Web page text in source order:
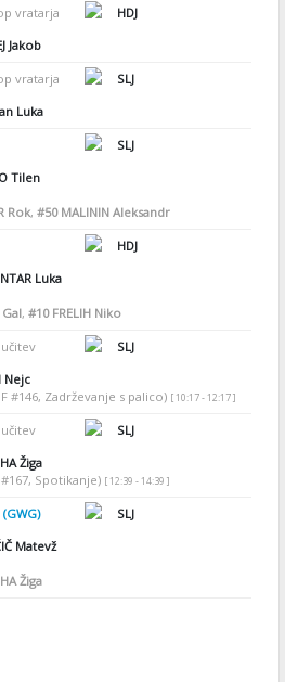
vratarja
HDJ
Jakob
vratarja
SLJ
Luka
SLJ
Tilen
Rok, #50MALININ Aleksandr
HDJ
Luka
, #10FRELIH Niko
SLJ
Nejc
#146, Zadrževanje s palico) [ 10:17 - 12:17 ]
SLJ
Žiga
#167, Spotikanje) [ 12:39 - 14:39 ]
SLJ
Matevž
Žiga